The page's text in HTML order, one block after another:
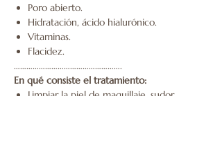
Poro abierto.
Hidratación, ácido hialurónico.
Vitaminas.
Flacidez.
…………………………………………….
En qué consiste el tratamiento:
Limpiar la piel de maquillaje, sudor,